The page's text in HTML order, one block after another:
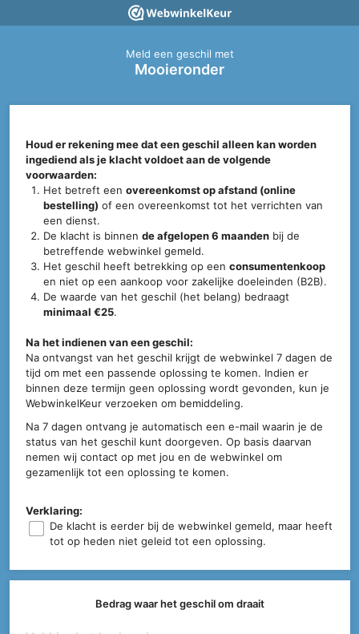
Meld een geschil met
Mooieronder
Houd er rekening mee dat een geschil alleen kan worden
ingediend als je klacht voldoet aan de volgende
voorwaarden:
Het betreft eenovereenkomst op afstand (online
bestelling) of een overeenkomst tot het verrichten van
een dienst.
De klacht is binnende afgelopen 6 maanden bij de
betreffende webwinkel gemeld.
Het geschil heeft betrekking op eenconsumentenkoop
en niet op een aankoop voor zakelijke doeleinden (B2B).
De waarde van het geschil (het belang) bedraagt
minimaal €25.
Na het indienen van een geschil:
Na ontvangst van het geschil krijgt de webwinkel 7 dagen de
tijd om met een passende oplossing te komen. Indien er
binnen deze termijn geen oplossing wordt gevonden, kun je
WebwinkelKeur verzoeken om bemiddeling.
Na 7 dagen ontvang je automatisch een e-mail waarin je de
status van het geschil kunt doorgeven. Op basis daarvan
nemen wij contact op met jou en de webwinkel om
gezamenlijk tot een oplossing te komen.
Verklaring:
De klacht is eerder bij de webwinkel gemeld, maar heeft
tot op heden niet geleid tot een oplossing.
Bedrag waar het geschil om draait